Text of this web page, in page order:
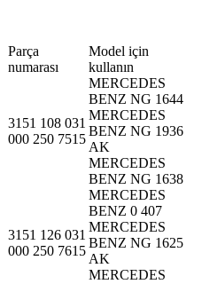
Parça
numarası
Model için
kullanın
3151 108 031
000 250 7515
MERCEDES
BENZ NG 1644
MERCEDES
BENZ NG 1936
AK
MERCEDES
BENZ NG 1638
3151 126 031
000 250 7615
MERCEDES
BENZ 0 407
MERCEDES
BENZ NG 1625
AK
MERCEDES